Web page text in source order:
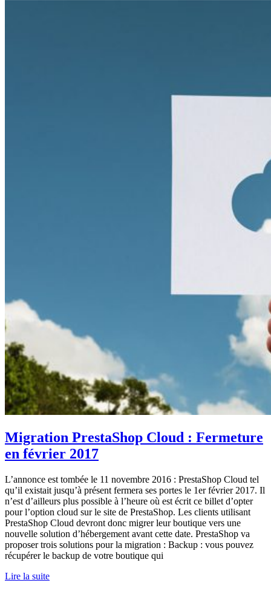
Migration PrestaShop Cloud : Fermeture
en février 2017
L’annonce est tombée le 11 novembre 2016 : PrestaShop Cloud tel
qu’il existait jusqu’à présent fermera ses portes le 1er février 2017. Il
n’est d’ailleurs plus possible à l’heure où est écrit ce billet d’opter
pour l’option cloud sur le site de PrestaShop. Les clients utilisant
PrestaShop Cloud devront donc migrer leur boutique vers une
nouvelle solution d’hébergement avant cette date. PrestaShop va
proposer trois solutions pour la migration : Backup : vous pouvez
récupérer le backup de votre boutique qui
Lire la suite